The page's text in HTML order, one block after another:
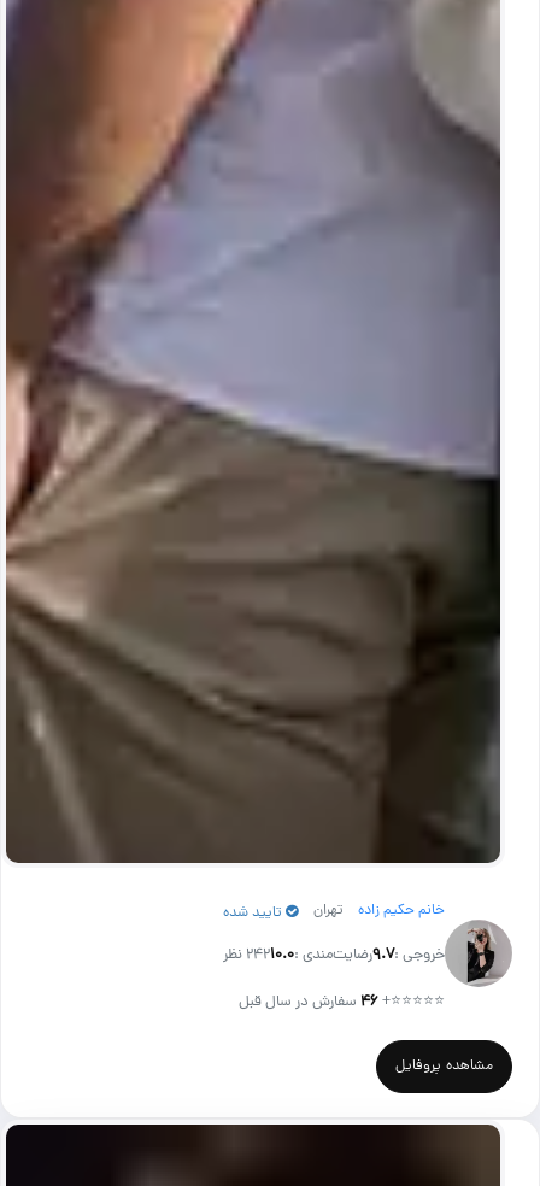
خانم حکیم زاده تهران تایید شده
خروجی :۹.۷رضایت‌مندی :۱۰.۰242 نظر
⭐⭐⭐⭐⭐
+۴۶ سفارش در سال قبل
مشاهده پروفایل